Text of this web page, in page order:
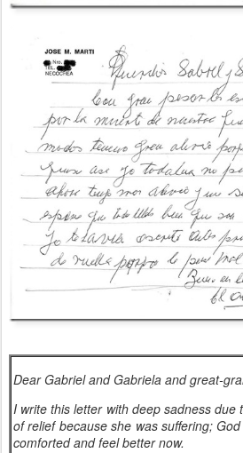
Dear Gabriel and Gabriela and great-
I write this letter with deep sadness
of relief because she was suffering;
comforted and feel better now.